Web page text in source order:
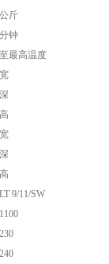
公斤
分钟
至最高温度
宽
深
高
宽
深
高
LT 9/11/SW
1100
230
240